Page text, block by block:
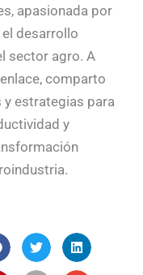
apasionada por
el desarrollo
sector agro. A
comparto
estrategias para
y